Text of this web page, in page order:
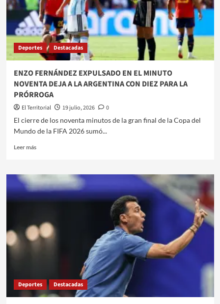
Y
PUSO
EN
DUDA
SU
CONTINUIDAD
AL
FRENTE
DE
LA
SELECCIÓN
ARGENTINA
Deportes Destacadas
ENZO FERNÁNDEZ EXPULSADO EN EL MINUTO
NOVENTA DEJA A LA ARGENTINA CON DIEZ PARA LA
PRÓRROGA
El Territorial 19 julio, 2026
0
El cierre de los noventa minutos de la gran final de la Copa del
Mundo de la FIFA 2026 sumó...
Leer másLeer
ENZO
FERNÁNDEZ
EXPULSADO
EN
MINUTO
NOVENTA
DEJA
DIEZ
PARA
Deportes Destacadas